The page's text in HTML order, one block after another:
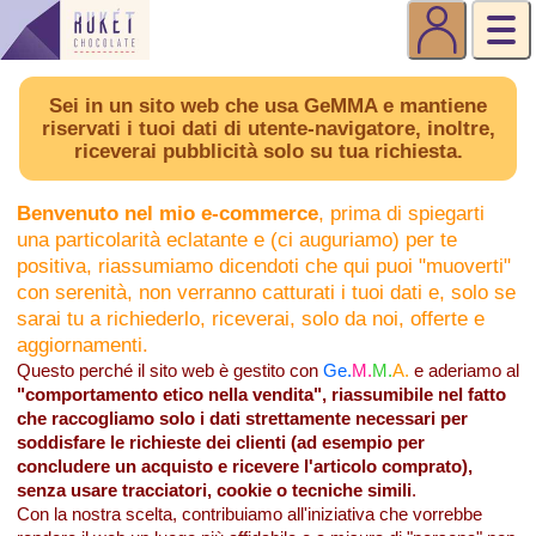
Sei in un sito web che usa GeMMA e mantiene
riservati i tuoi dati di utente‑navigatore, inoltre,
riceverai pubblicità solo su tua richiesta.
Benvenuto nel mio e-commerce, prima di spiegarti
una particolarità eclatante e (ci auguriamo) per te
positiva, riassumiamo dicendoti che qui puoi "muoverti"
con serenità, non verranno catturati i tuoi dati e, solo se
sarai tu a richiederlo, riceverai, solo da noi, offerte e
aggiornamenti.
Questo perché il sito web è gestito con Ge.M.M.A. e aderiamo al
"comportamento etico nella vendita", riassumibile nel fatto
che raccogliamo solo i dati strettamente necessari per
soddisfare le richieste dei clienti (ad esempio per
concludere un acquisto e ricevere l'articolo comprato),
senza usare tracciatori, cookie o tecniche simili.
Con la nostra scelta, contribuiamo all'iniziativa che vorrebbe